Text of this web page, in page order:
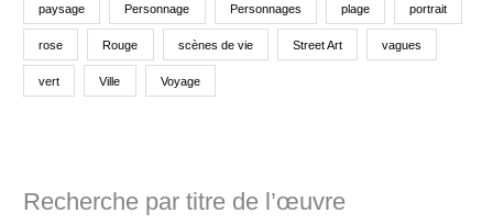
paysage Personnage Personnages plage portrait
rose Rouge scènes de vie Street Art vagues
vert Ville Voyage
Recherche par titre de l’œuvre